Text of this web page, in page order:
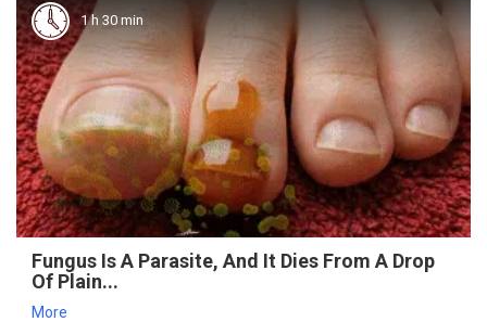
1 h 30 min
Fungus Is A Parasite, And It Dies From A Drop
Of Plain...
More